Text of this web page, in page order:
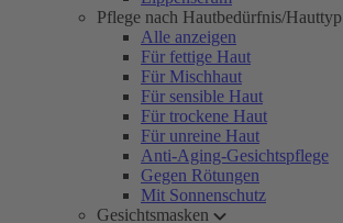
Pflege nach Hautbedürfnis/Hauttyp
Alle anzeigen
Für fettige Haut
Für Mischhaut
Für sensible Haut
Für trockene Haut
Für unreine Haut
Anti-Aging-Gesichtspflege
Gegen Rötungen
Mit Sonnenschutz
Gesichtsmasken